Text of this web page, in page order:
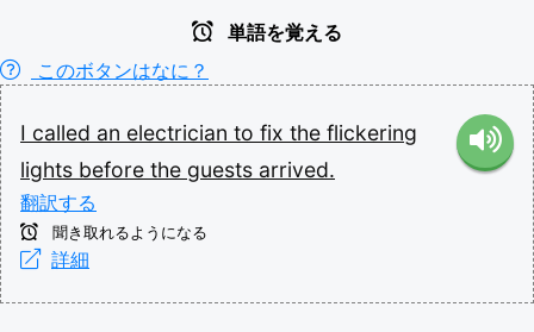
単語を覚える
このボタンはなに？
I called an electrician to fix the flickering
lights before the guests arrived.
翻訳する
聞き取れるようになる
詳細